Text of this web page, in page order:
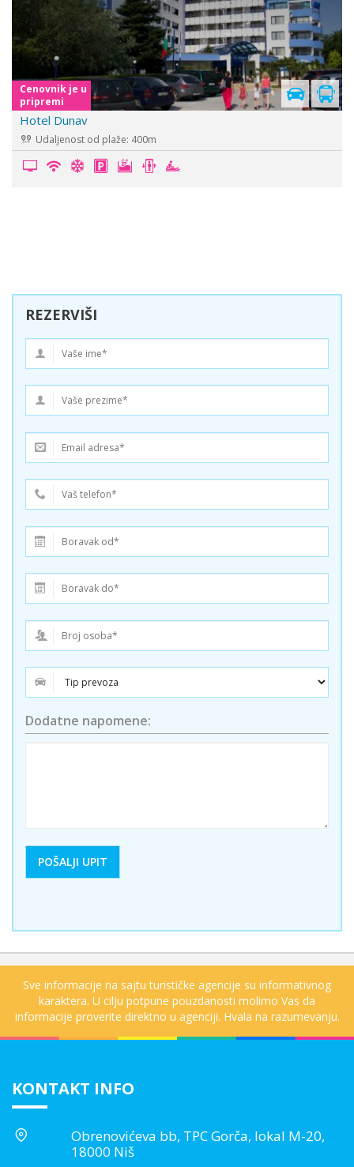
Cenovnik je u
pripremi
Udaljenost od plaže: 50m
REZERVIŠI
Dodatne napomene:
Sve informacije na sajtu turističke agencije su informativnog
karaktera. U cilju potpune pouzdanosti molimo Vas da
informacije proverite direktno u agenciji. Hvala na razumevanju.
KONTAKT INFO
Obrenovićeva bb, TPC Gorča, lokal M-20,
18000 Niš